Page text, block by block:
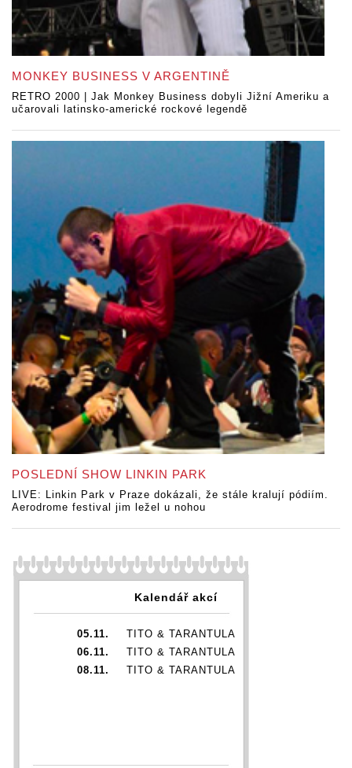
MONKEY BUSINESS V ARGENTINĚ
RETRO 2000 | Jak Monkey Business dobyli Jižní Ameriku a
učarovali latinsko-americké rockové legendě
POSLEDNÍ SHOW LINKIN PARK
LIVE: Linkin Park v Praze dokázali, že stále kralují pódiím.
Aerodrome festival jim ležel u nohou
Kalendář akcí
05.11.
TITO & TARANTULA
06.11.
TITO & TARANTULA
08.11.
TITO & TARANTULA